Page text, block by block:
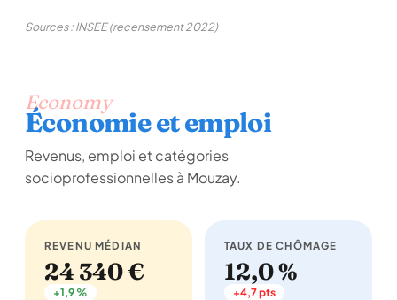
Sources : INSEE (recensement 2022)
Economy
Économie et emploi
Revenus, emploi et catégories
socioprofessionnelles à Mouzay.
REVENU MÉDIAN
24 340 €
+1,9 %
TAUX DE CHÔMAGE
12,0 %
+4,7 pts